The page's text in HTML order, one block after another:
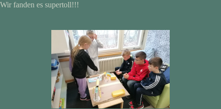
Wir fanden es supertoll!!!